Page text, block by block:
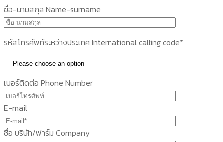
ฃื่อ-นามสกุล Name-surname
รหัสโทรศัพท์ระหว่างประเทศ International calling code*
เบอร์ติดต่อ Phone Number
E-mail
ชื่อ บริษัท/ฟาร์ม Company